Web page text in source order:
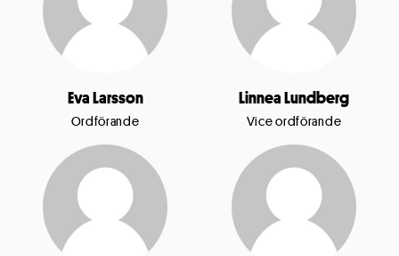
Eva Larsson
Ordförande
Linnea Lundberg
Vice ordförande